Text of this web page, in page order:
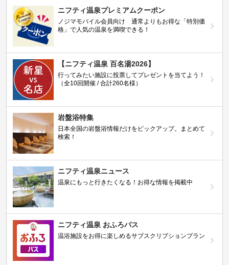
ニフティ温泉プレミアムクーポン
ノジマモバイル会員向け 通常よりもお得な「特別価
格」で人気の温泉を満喫できる！
【ニフティ温泉 百名湯2026】
行ってみたい施設に投票してプレゼントを当てよう！
（全10回開催 / 合計260名様）
岩盤浴特集
日本全国の岩盤浴情報だけをピックアップ。まとめて
検索！
ニフティ温泉ニュース
温泉にもっと行きたくなる！お得な情報を掲載中
ニフティ温泉 おふろパス
温浴施設をお得に楽しめるサブスクリプションプラン